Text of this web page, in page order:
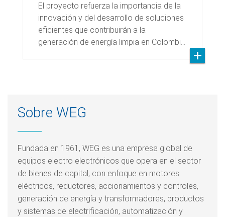
El proyecto refuerza la importancia de la
innovación y del desarrollo de soluciones
eficientes que contribuirán a la
generación de energía limpia en Colombi…
Sobre WEG
Fundada en 1961, WEG es una empresa global de
equipos electro electrónicos que opera en el sector
de bienes de capital, con enfoque en motores
eléctricos, reductores, accionamientos y controles,
generación de energía y transformadores, productos
y sistemas de electrificación, automatización y